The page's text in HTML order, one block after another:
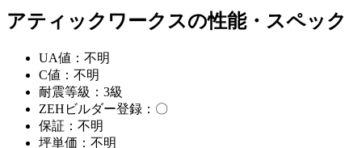
アティックワークスの性能・スペック
UA値：不明
C値：不明
耐震等級：3級
ZEHビルダー登録：〇
保証：不明
坪単価：不明